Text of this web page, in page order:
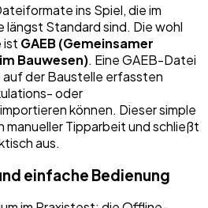
ins Spiel, die im
Standard sind. Die wohl
ist GAEB (Gemeinsamer
Bauwesen). Eine GAEB-Datei
auf der Baustelle erfassten
oder
können. Dieser simple
Tipparbeit und schließt
aus.
einfache Bedienung